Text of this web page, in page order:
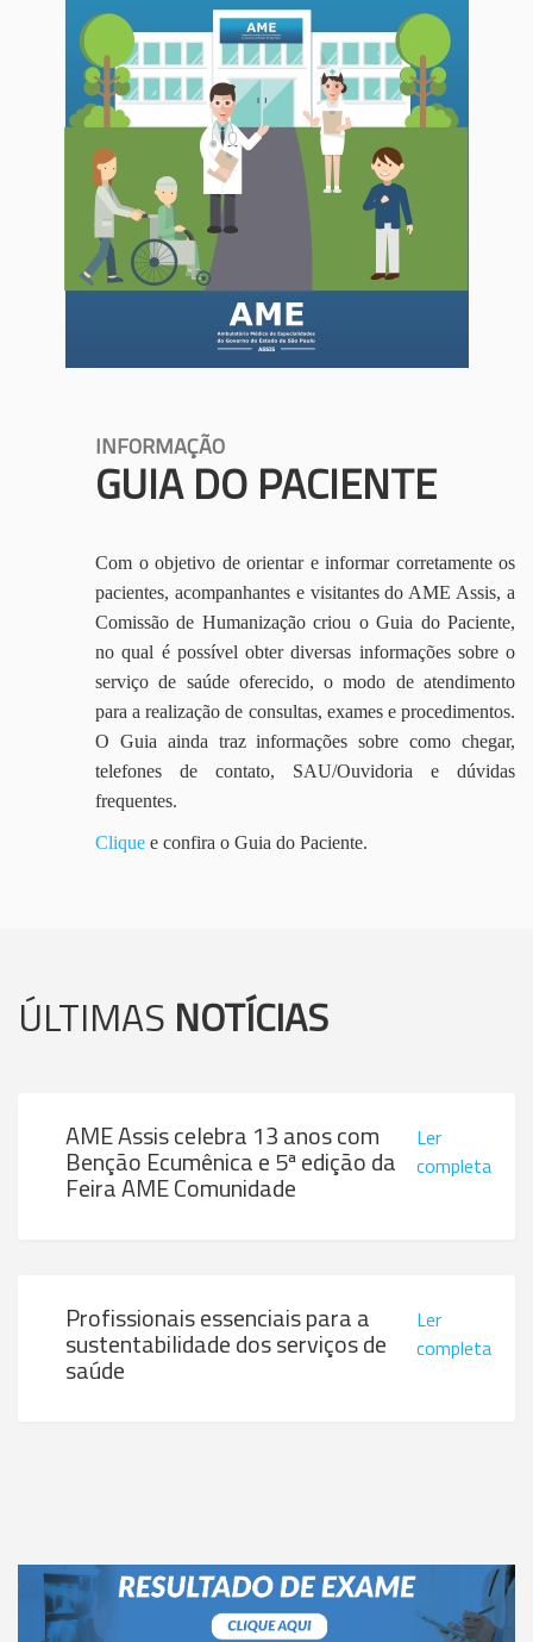
INFORMAÇÃO
GUIA DO PACIENTE
Com o objetivo de orientar e informar corretamente os
pacientes, acompanhantes e visitantes do AME Assis, a
Comissão de Humanização criou o Guia do Paciente,
no qual é possível obter diversas informações sobre o
serviço de saúde oferecido, o modo de atendimento
para a realização de consultas, exames e procedimentos.
O Guia ainda traz informações sobre como chegar,
telefones de contato, SAU/Ouvidoria e dúvidas
frequentes.
Clique e confira o Guia do Paciente.
ÚLTIMAS NOTÍCIAS
AME Assis celebra 13 anos com
Benção Ecumênica e 5ª edição da
Feira AME Comunidade
Ler
completa
Profissionais essenciais para a
sustentabilidade dos serviços de
saúde
Ler
completa